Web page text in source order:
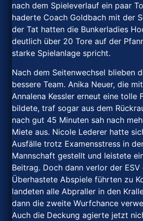
nach dem Spieleverlauf ein paar
haderte Coach Goldbach mit der
der Tat hatten die Bunkerladies
deutlich über 20 Tore auf der
starke Spielanlage spricht.
Nach dem Seitenwechsel blieben
bessere Team. Anika Neuer, die
Annalena Kessler erneut eine tolle
bildete, traf sogar aus dem
nach gut 45 Minuten sah nach
Miete aus. Nicole Lederer hatte
Ausfälle trotz Examensstress in
Mannschaft gestellt und leistete
Beitrag. Doch dann verlor der ESV
Überhastete Abspiele führten zu
landeten alle Abpraller in den
dann die zweite Wurfchance
Auch die Deckung agierte jetzt